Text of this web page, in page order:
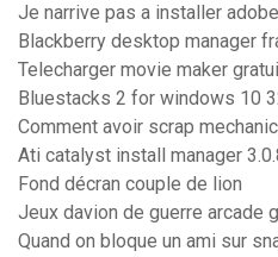
Je narrive pas a installer
Blackberry desktop manager
Telecharger movie maker
Bluestacks 2 for windows 10
Comment avoir scrap
Ati catalyst install manager
Fond décran couple de lion
Jeux davion de guerre arcade
Quand on bloque un ami sur